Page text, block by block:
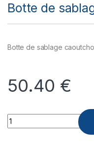
Botte de
Botte de sablage
50.40 €
Quantity